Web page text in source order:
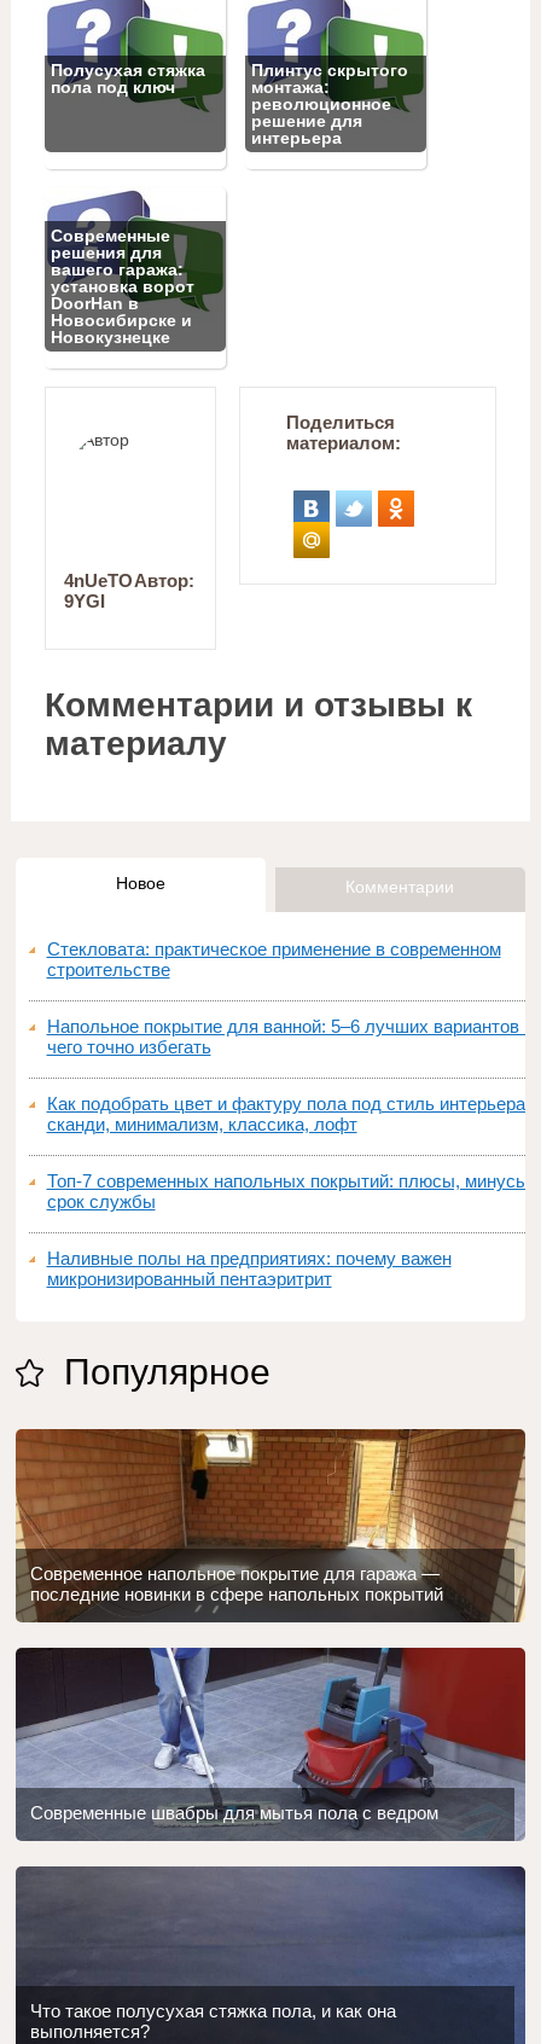
Полусухая стяжка
пола под ключ
Плинтус скрытого
монтажа:
революционное
решение для
интерьера
Современные
решения для
вашего гаража:
установка ворот
DoorHan в
Новосибирске и
Новокузнецке
Автор:
4nUeTO
9YGI
Поделиться
материалом:
Комментарии и отзывы к
материалу
Новое Комментарии
Стекловата: практическое применение в современном
строительстве
Напольное покрытие для ванной: 5–6 лучших вариантов и
чего точно избегать
Как подобрать цвет и фактуру пола под стиль интерьера:
сканди, минимализм, классика, лофт
Топ‑7 современных напольных покрытий: плюсы, минусы,
срок службы
Наливные полы на предприятиях: почему важен
микронизированный пентаэритрит
Популярное
Современное напольное покрытие для гаража —
последние новинки в сфере напольных покрытий
Современные швабры для мытья пола с ведром
Что такое полусухая стяжка пола, и как она
выполняется?